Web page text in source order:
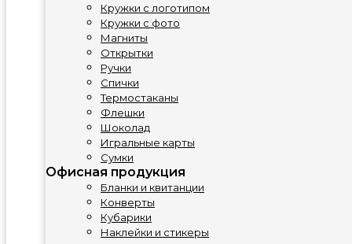
Кружки с логотипом
Кружки с фото
Магниты
Открытки
Ручки
Спички
Термостаканы
Флешки
Шоколад
Игральные карты
Сумки
Офисная продукция
Бланки и квитанции
Конверты
Кубарики
Наклейки и стикеры